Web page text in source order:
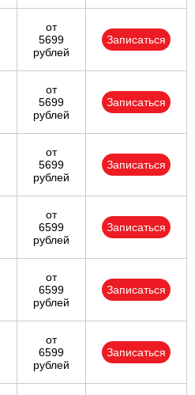
от
5699
рублей
Записаться
от
5699
рублей
Записаться
от
5699
рублей
Записаться
от
6599
рублей
Записаться
от
6599
рублей
Записаться
от
6599
рублей
Записаться